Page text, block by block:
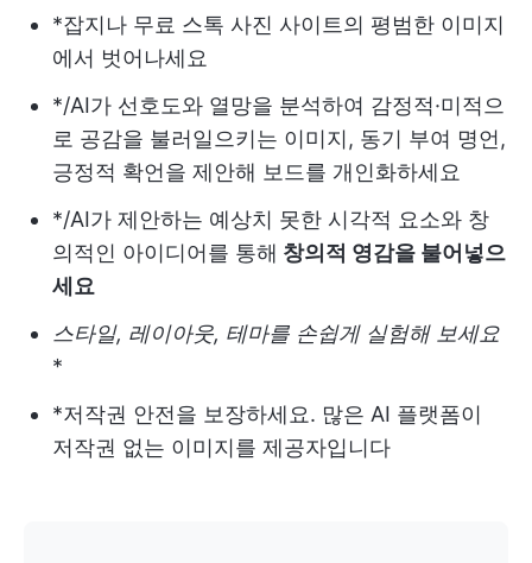
*잡지나 무료 스톡 사진 사이트의 평범한 이미지
에서 벗어나세요
*/AI가 선호도와 열망을 분석하여 감정적·미적으
로 공감을 불러일으키는 이미지, 동기 부여 명언,
긍정적 확언을 제안해 보드를 개인화하세요
*/AI가 제안하는 예상치 못한 시각적 요소와 창
의적인 아이디어를 통해 창의적 영감을 불어넣으
세요
스타일, 레이아웃, 테마를 손쉽게 실험해 보세요
*
*저작권 안전을 보장하세요. 많은 AI 플랫폼이
저작권 없는 이미지를 제공자입니다